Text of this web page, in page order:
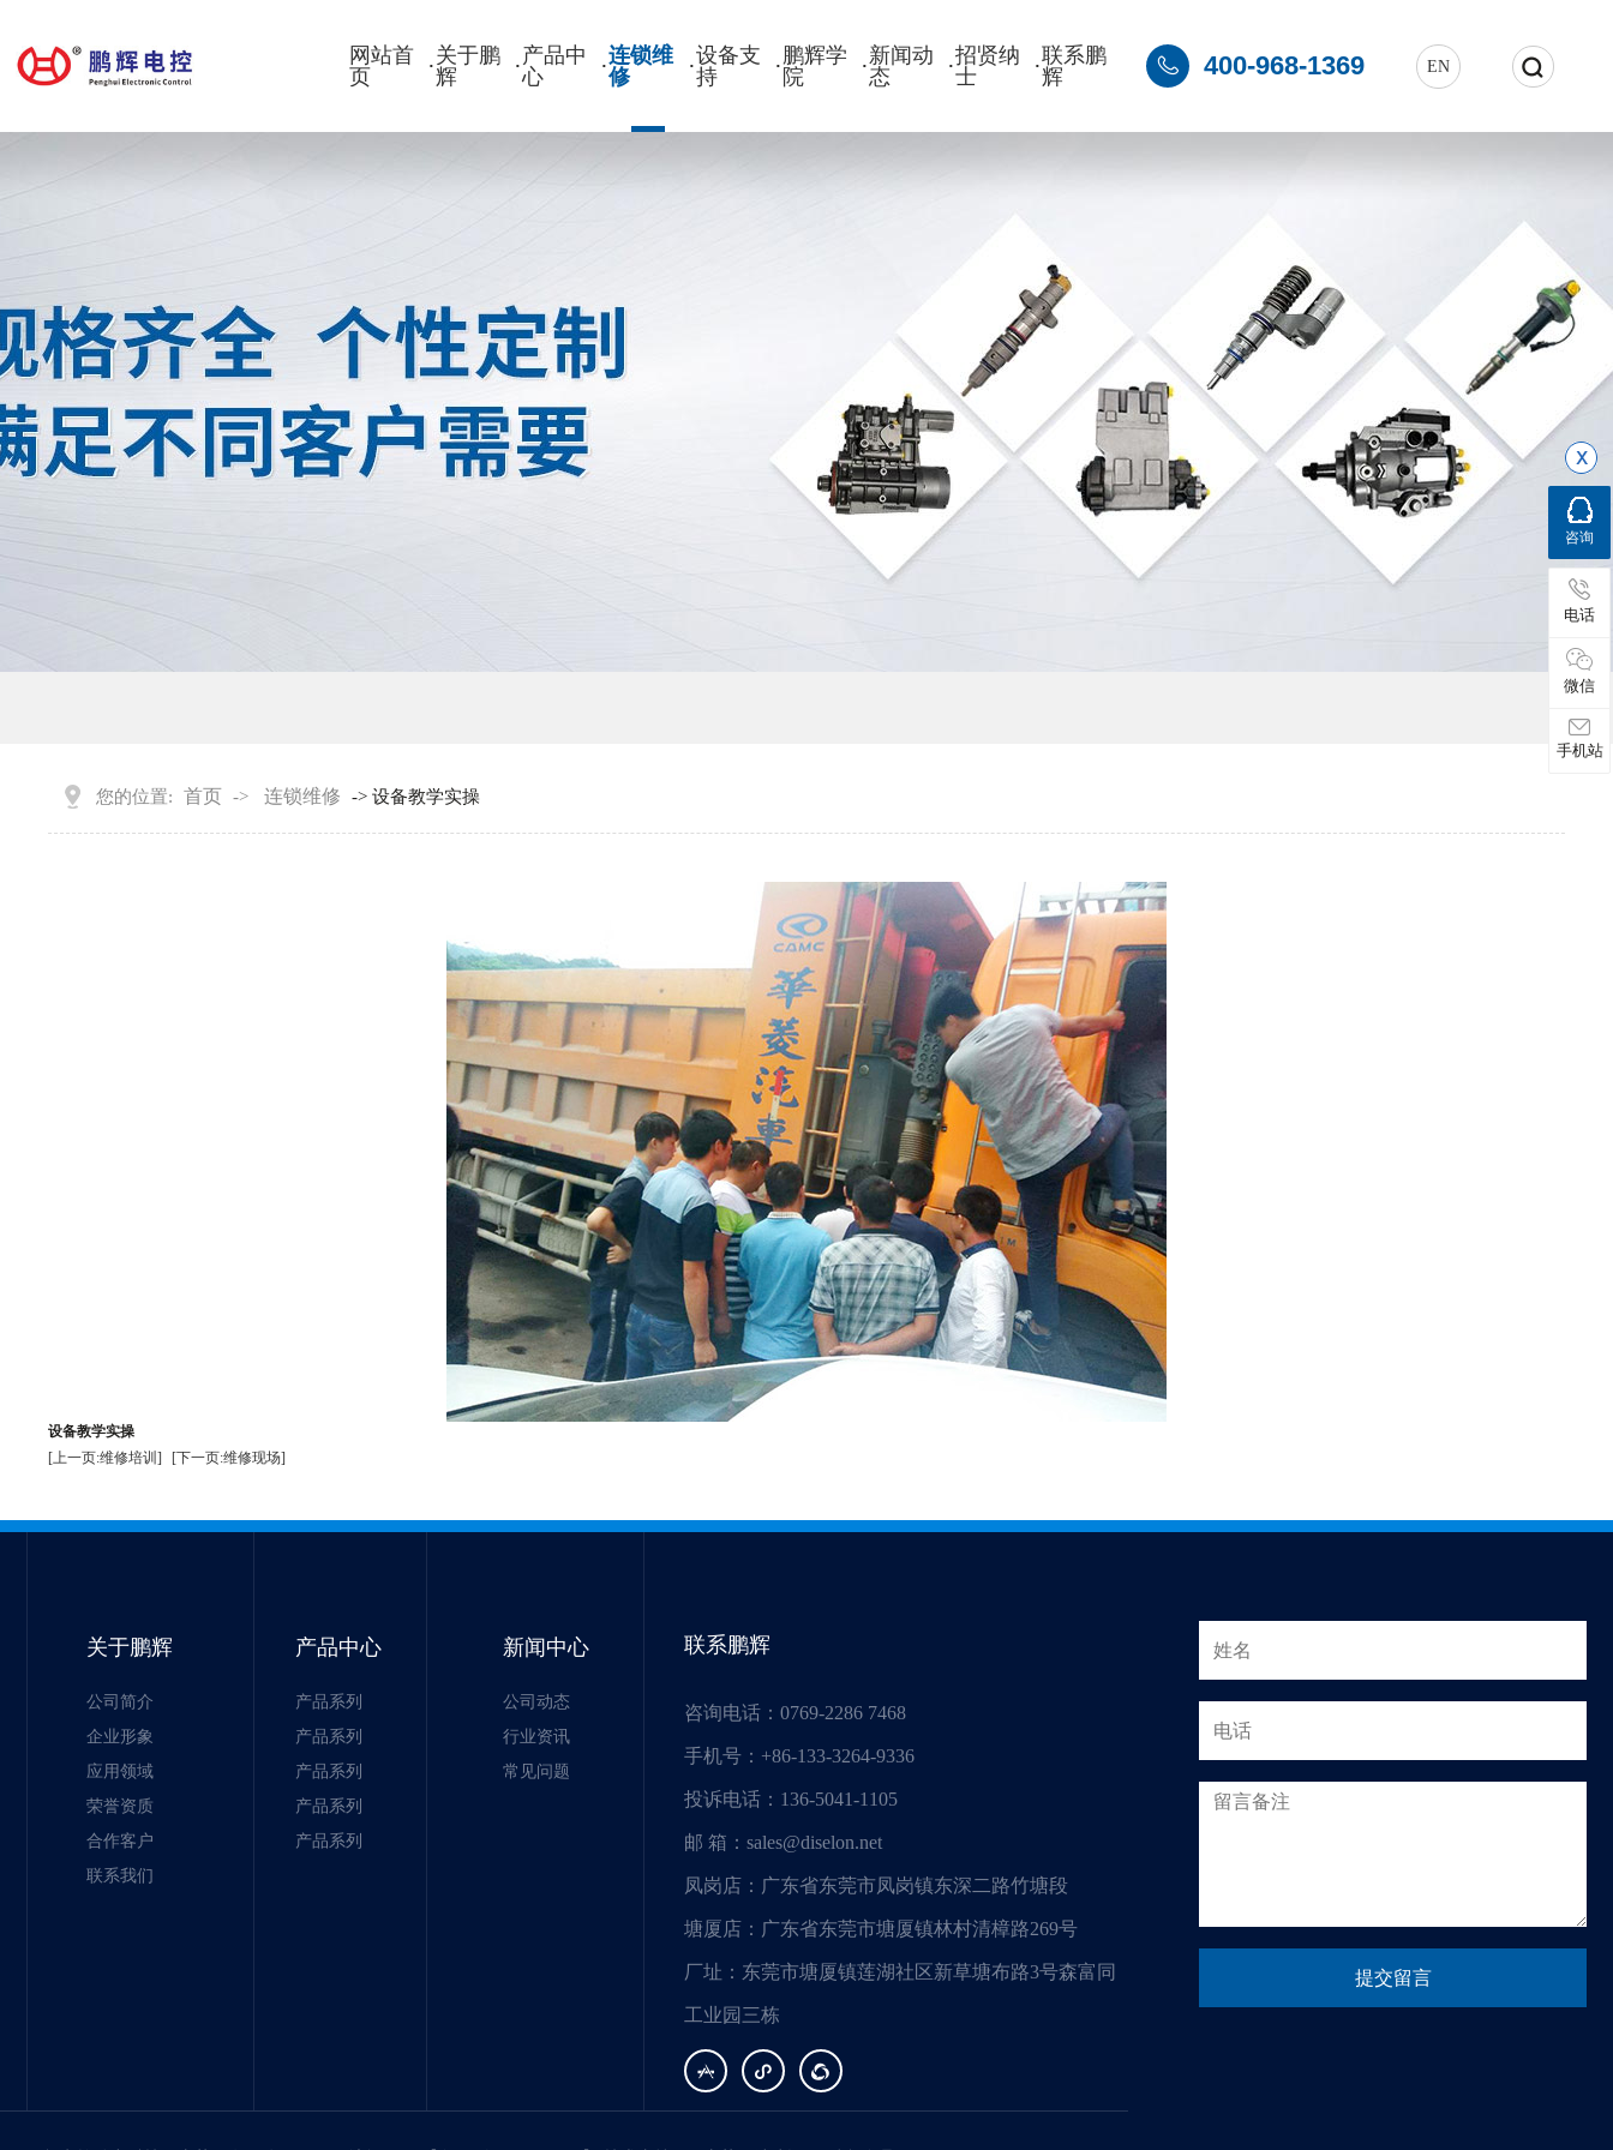
网站首
页
·关于鹏
辉
·产品中
心
·连锁维
修
·设备支
持
·鹏辉学
院
·新闻动
态
·招贤纳
士
·联系鹏
辉
 400-968-1369 EN 
您的位置: 首页 -> 连锁维修 -> 设备教学实操
设备教学实操
[上一页:维修培训] [下一页:维修现场]
关于鹏辉
公司简介
企业形象
应用领域
荣誉资质
合作客户
联系我们
产品中心
产品系列
产品系列
产品系列
产品系列
产品系列
新闻中心
公司动态
行业资讯
常见问题
联系鹏辉
咨询电话：0769-2286 7468
手机号：+86-133-3264-9336
投诉电话：136-5041-1105
邮 箱：sales@diselon.net
凤岗店：广东省东莞市凤岗镇东深二路竹塘段
塘厦店：广东省东莞市塘厦镇林村清樟路269号
厂址：东莞市塘厦镇莲湖社区新草塘布路3号森富同
工业园三栋
  
咨询
电话
微信
手机站